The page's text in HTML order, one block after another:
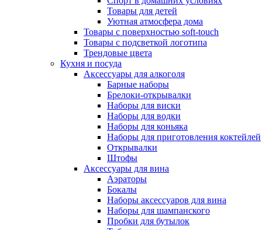
Товары для детей
Уютная атмосфера дома
Товары с поверхностью soft-touch
Товары с подсветкой логотипа
Трендовые цвета
Кухня и посуда
Аксессуары для алкоголя
Барные наборы
Брелоки-открывалки
Наборы для виски
Наборы для водки
Наборы для коньяка
Наборы для приготовления коктейлей
Открывалки
Штофы
Аксессуары для вина
Аэраторы
Бокалы
Наборы аксессуаров для вина
Наборы для шампанского
Пробки для бутылок